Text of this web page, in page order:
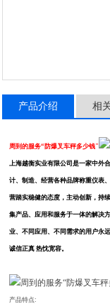
产品介绍 相
周到的服务“防爆叉车秤多少钱"
上海越衡实业有限公司是一家中外
计、制造、经营各种品牌称重仪表
营踏实稳健的态度，主动创新，持
集产品、应用和服务于一体的解决
业、不同应用、不同需求的用户永
诚信正真 热忱宽容。
产品特点: